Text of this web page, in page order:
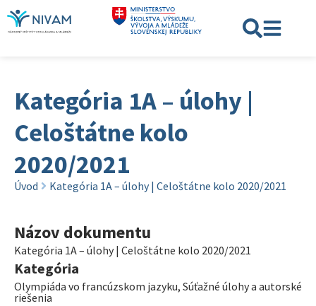
Kategória 1A – úlohy |
Celoštátne kolo
2020/2021
Úvod Kategória 1A – úlohy | Celoštátne kolo 2020/2021
Názov dokumentu
Kategória 1A – úlohy | Celoštátne kolo 2020/2021
Kategória
Olympiáda vo francúzskom jazyku, Súťažné úlohy a autorské
riešenia